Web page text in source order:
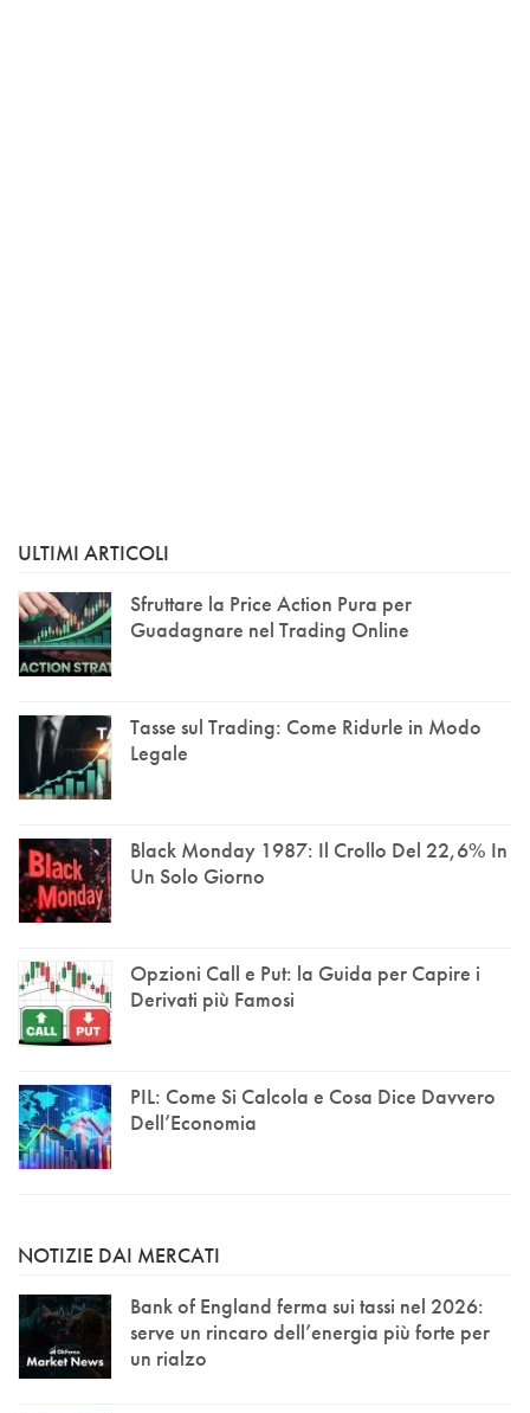
ULTIMI ARTICOLI
Sfruttare la Price Action Pura per
Guadagnare nel Trading Online
Tasse sul Trading: Come Ridurle in Modo
Legale
Black Monday 1987: Il Crollo Del 22,6% In
Un Solo Giorno
Opzioni Call e Put: la Guida per Capire i
Derivati più Famosi
PIL: Come Si Calcola e Cosa Dice Davvero
Dell’Economia
NOTIZIE DAI MERCATI
Bank of England ferma sui tassi nel 2026:
serve un rincaro dell’energia più forte per
un rialzo